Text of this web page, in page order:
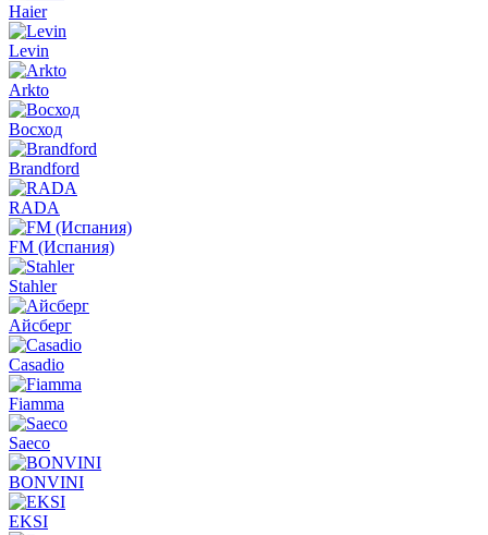
Haier
Levin
Arkto
Восход
Brandford
RADA
FM (Испания)
Stahler
Айсберг
Casadio
Fiamma
Saeco
BONVINI
EKSI